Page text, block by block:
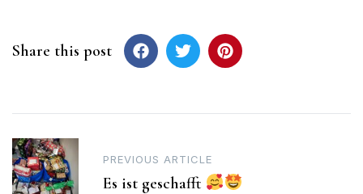
Share this post
Post
navigation
PREVIOUS ARTICLE
Es ist geschafft